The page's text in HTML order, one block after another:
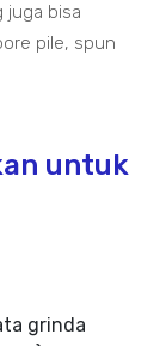
juga bisa
pile, spun
untuk
grinda